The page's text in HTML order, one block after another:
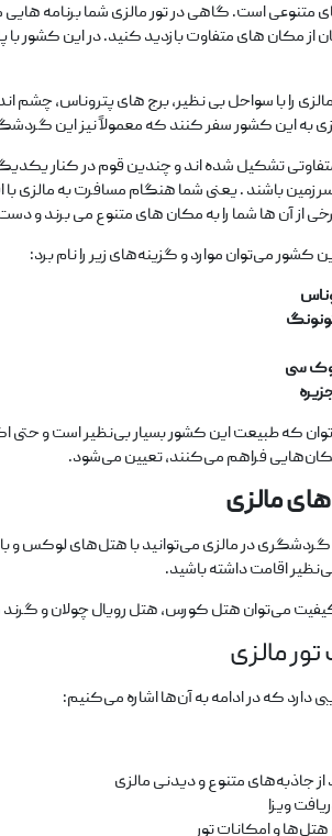
متنوعی است. گاهی در تور مالزی شما برنامه‌ هایی
از مکان‌ های متفاوت بازدید کنید. در این
را با سواحل بی‌ نظیر، برج‌ های پتروناس،
به این کشور سفر کنند که معمولاً نیز این
متفاوتی تشکیل شده‌ اند و چندین قوم در کنار
باشند ‌. یعنی شما هنگام مسافرت به مالزی با
از آن ها شما را به مکان‌ های متنوع می‌ برند و
کشور می‌توان موارد و گزینه‌های زیر را نام برد:
سی
که طبیعت این کشور بسیار بی‌نظیر است و حتی
مکان‌هایی فراهم می‌کنند، تعیین می‌شود.
مالزی
در مالزی می‌توانید با هتل‌های لوکس و با
اقامت داشته باشید.
می‌توان هتل کورس، هتل رویال چولان و
تور مالزی
دارد که در ادامه به آن‌ها اشاره می‌کنیم:
از جاذبه‌های متنوع و دیدنی مالزی
ویزا
و امکانات تور